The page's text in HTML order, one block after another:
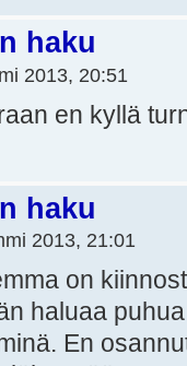
haku
2013, 20:51
en kyllä
haku
2013, 21:01
on
haluaa
En